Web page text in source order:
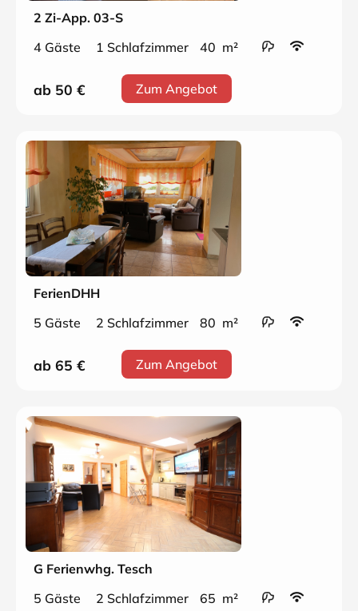
2 Zi-App. 03-S
4 Gäste
1 Schlafzimmer 40 m²
ab 50 € Zum Angebot
FerienDHH
5 Gäste
2 Schlafzimmer 80 m²
ab 65 € Zum Angebot
G Ferienwhg. Tesch
5 Gäste
2 Schlafzimmer 65 m²